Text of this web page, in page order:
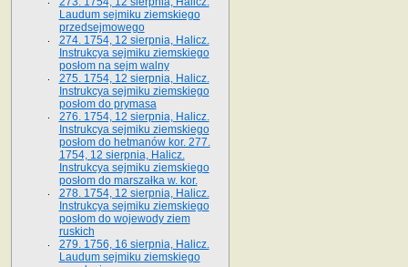
Laudum sejmiku ziemskiego
przedsejmowego
274. 1754, 12 sierpnia, Halicz.
Instrukcya sejmiku ziemskiego
posłom na sejm walny
275. 1754, 12 sierpnia, Halicz.
Instrukcya sejmiku ziemskiego
posłom do prymasa
276. 1754, 12 sierpnia, Halicz.
Instrukcya sejmiku ziemskiego
posłom do hetmanów kor. 277.
1754, 12 sierpnia, Halicz.
Instrukcya sejmiku ziemskiego
posłom do marszałka w. kor.
278. 1754, 12 sierpnia, Halicz.
Instrukcya sejmiku ziemskiego
posłom do wojewody ziem
ruskich
279. 1756, 16 sierpnia, Halicz.
Laudum sejmiku ziemskiego